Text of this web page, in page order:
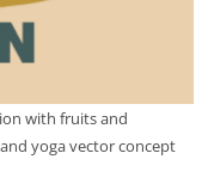
with fruits and
yoga vector concept